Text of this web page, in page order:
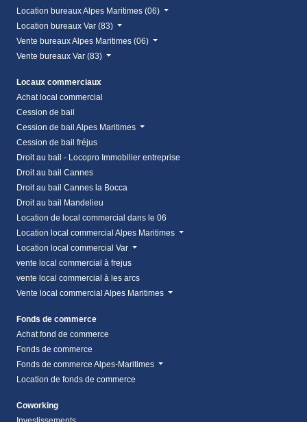
Location bureaux Alpes Maritimes (06)
Location bureaux Var (83)
Vente bureaux Alpes Maritimes (06)
Vente bureaux Var (83)
Locaux commerciaux
Achat local commercial
Cession de bail
Cession de bail Alpes Maritimes
Cession de bail fréjus
Droit au bail - Locopro Immobilier entreprise
Droit au bail Cannes
Droit au bail Cannes la Bocca
Droit au bail Mandelieu
Location de local commercial dans le 06
Location local commercial Alpes Maritimes
Location local commercial Var
vente local commercial à frejus
vente local commercial à les arcs
Vente local commercial Alpes Maritimes
Fonds de commerce
Achat fond de commerce
Fonds de commerce
Fonds de commerce Alpes-Maritimes
Location de fonds de commerce
Coworking